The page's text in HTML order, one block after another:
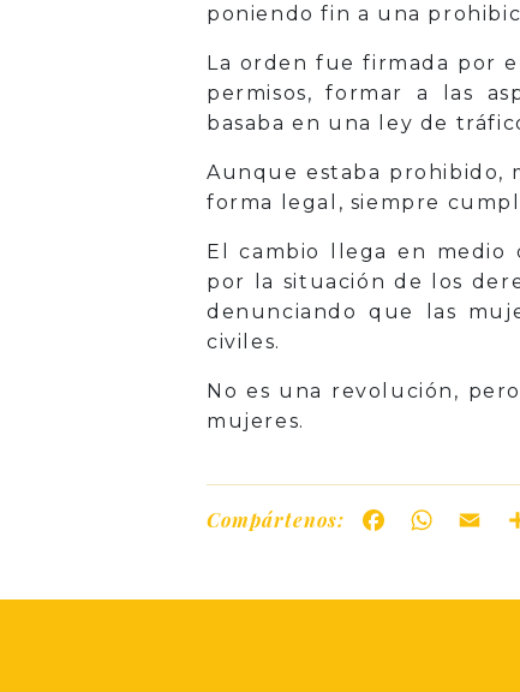
poniendo fin a una
La orden fue firmada por
permisos, formar a las
basaba en una ley de
Aunque estaba prohibido,
forma legal, siempre
El cambio llega en medio
por la situación de los
denunciando que las
civiles.
No es una revolución,
mujeres.
Compártenos: Facebook